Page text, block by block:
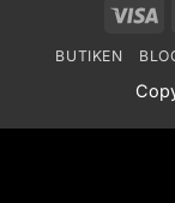
BUTIKEN